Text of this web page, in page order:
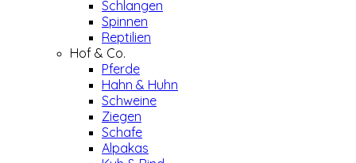
Schlangen
Spinnen
Reptilien
Hof & Co.
Pferde
Hahn & Huhn
Schweine
Ziegen
Schafe
Alpakas